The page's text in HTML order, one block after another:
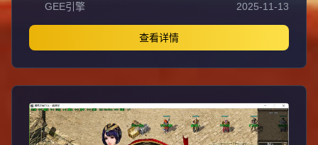
无伤）。
升），新增三个不爆物品，同步上线手写攻略（建议配合查
询系统游玩，游戏难度适中）。增加元宝获取途径（杀怪即
可获得元宝，适配后期高消耗需求），新增两个背包神器，
调整金币获取规则（不同赞助等级对应不同获取量），金币
回收倍率与赞助等级挂钩。修复3个剧情地图因不刷怪导致
局（删除无用NPC，界面更整洁），新增GM可控真假爆率
系统，优化人物初始攻速（非无限刀）。完成多处剧情地图
问题修复与优化：赤沙龙城材料调整；剧情二四个NPC货币
GEE引擎 2025-11-13
查看详情